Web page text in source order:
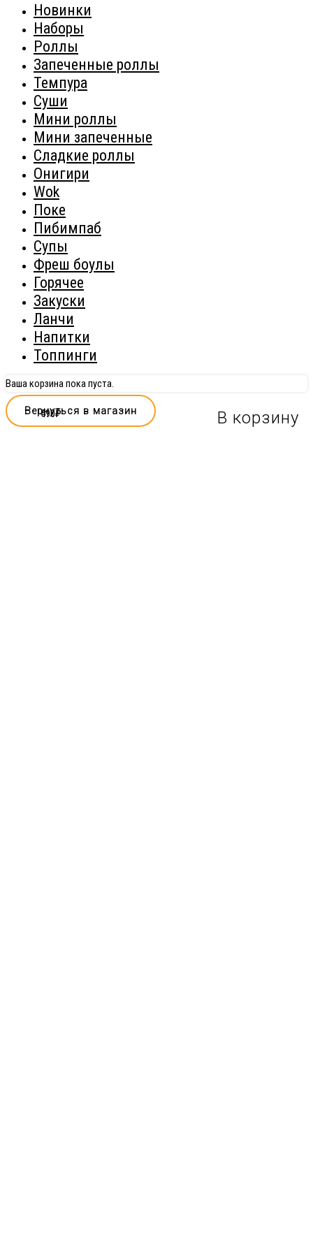
510₽ В корзину
490₽ В корзину
Новинки
Наборы
Роллы
Запеченные роллы
Темпура
Суши
Мини роллы
Мини запеченные
Сладкие роллы
Онигири
Wok
Поке
Пибимпаб
Супы
Фреш боулы
Горячее
Закуски
Ланчи
Напитки
Топпинги
Ваша корзина пока пуста.
Вернуться в магазин